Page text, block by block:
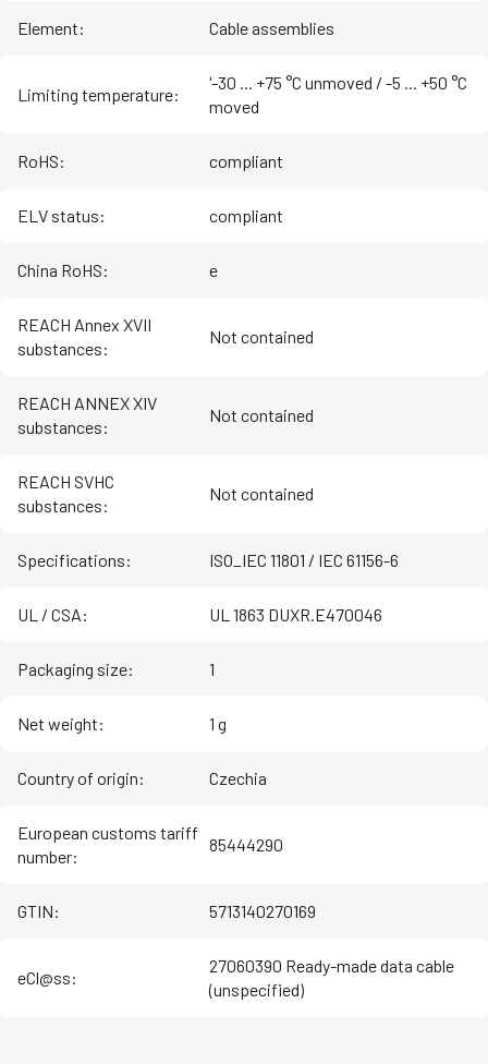
Element: Cable assemblies
Limiting temperature:
'-30 ... +75 °C unmoved / -5 ... +50 °C
moved
RoHS: compliant
ELV status: compliant
China RoHS: e
REACH Annex XVII
substances:
Not contained
REACH ANNEX XIV
substances:
Not contained
REACH SVHC
substances:
Not contained
Specifications: ISO_IEC 11801 / IEC 61156-6
UL / CSA: UL 1863 DUXR.E470046
Packaging size: 1
Net weight: 1 g
Country of origin: Czechia
European customs tariff
number:
85444290
GTIN: 5713140270169
eCl@ss:
27060390 Ready-made data cable
(unspecified)